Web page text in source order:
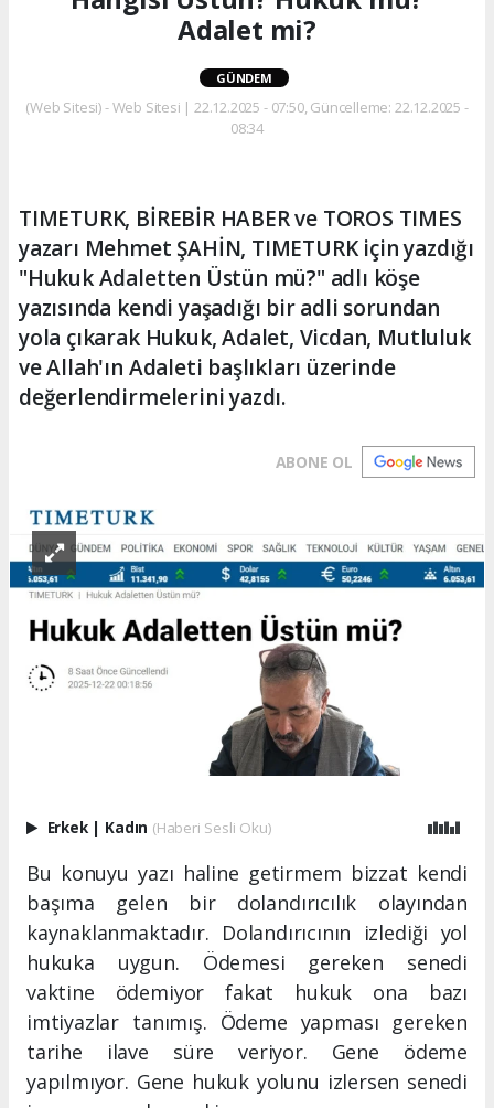
Adalet mi?
GÜNDEM
(Web Sitesi) - Web Sitesi | 22.12.2025 - 07:50, Güncelleme: 22.12.2025 -
08:34
TIMETURK, BİREBİR HABER ve TOROS TIMES
yazarı Mehmet ŞAHİN, TIMETURK için yazdığı
"Hukuk Adaletten Üstün mü?" adlı köşe
yazısında kendi yaşadığı bir adli sorundan
yola çıkarak Hukuk, Adalet, Vicdan, Mutluluk
ve Allah'ın Adaleti başlıkları üzerinde
değerlendirmelerini yazdı.
ABONE OL
Erkek | Kadın (Haberi Sesli Oku)
Bu konuyu yazı haline getirmem bizzat kendi
başıma gelen bir dolandırıcılık olayından
kaynaklanmaktadır. Dolandırıcının izlediği yol
hukuka uygun. Ödemesi gereken senedi
vaktine ödemiyor fakat hukuk ona bazı
imtiyazlar tanımış. Ödeme yapması gereken
tarihe ilave süre veriyor. Gene ödeme
yapılmıyor. Gene hukuk yolunu izlersen senedi